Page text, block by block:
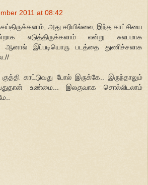
2011 at 08:42
அது சரியில்லை, இந்த காட்சியை
எடுத்திருக்கலாம் என்று சுலபமாக
ஆனால் இப்படியொரு படத்தை துணிச்சலாக
காட்டுவது போல் இருக்கே.. இருந்தாலும்
உண்மை... இலகுவாக சொல்லிடலாம்